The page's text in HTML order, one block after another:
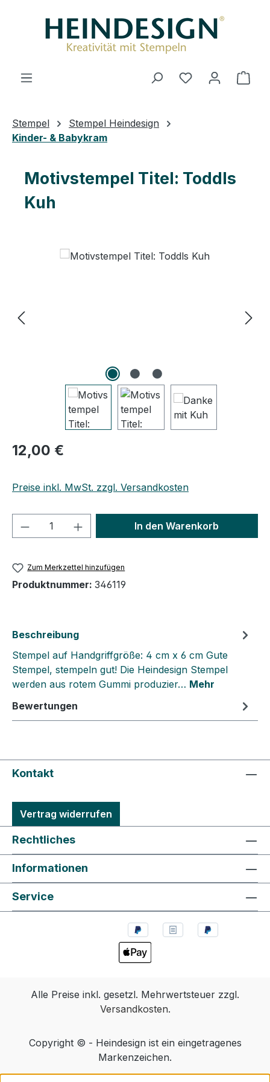
Du hast 0
Stempel
Stempel Heindesign
Kinder- & Babykram
Motivstempel Titel: Toddls
Kuh
Regulärer Preis:
12,00 €
Preise inkl. MwSt. zzgl. Versandkosten
Produkt Anzahl: Gib denIn den Warenkorb
Zum Merkzettel hinzufügen
Produktnummer: 346119
Beschreibung
Stempel auf Handgriffgröße: 4 cm x 6 cm Gute
Stempel, stempeln gut! Die Heindesign Stempel
werden aus rotem Gummi produzier… Mehr
Bewertungen
Kontakt
Vertrag widerrufen
Rechtliches
Informationen
Service
Alle Preise inkl. gesetzl. Mehrwertsteuer zzgl.
Versandkosten.
Copyright © - Heindesign ist ein eingetragenes
Markenzeichen.